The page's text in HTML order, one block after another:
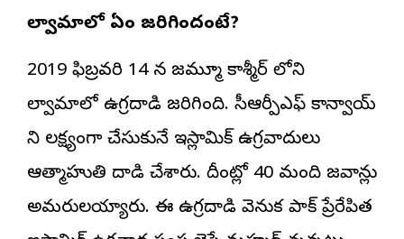
పుల్వామాలో ఏం జరిగిందంటే?
2019 ఫిబ్రవరి 14 న జమ్మూ కాశ్మీర్ లోని
పుల్వామాలో ఉగ్రదాడి జరిగింది. సీఆర్పీఎఫ్ కాన్వాయ్
ని లక్ష్యంగా చేసుకునే ఇస్లామిక్ ఉగ్రవాదులు
ఆత్మాహుతి దాడి చేశారు. దీంట్లో 40 మంది జవాన్లు
అమరులయ్యారు. ఈ ఉగ్రదాడి వెనుక పాక్ ప్రేరేపిత